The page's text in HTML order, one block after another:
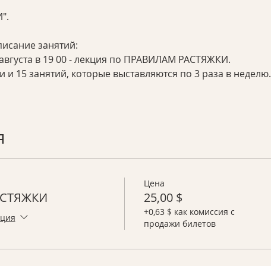
занятий:
августа в 19 00 - лекция по ПРАВИЛАМ РАСТЯЖКИ.
и 15 занятий, которые выставляются по 3 раза в неделю.
Цена
25,00 $
+0,63 $ как комиссия с
продажи билетов